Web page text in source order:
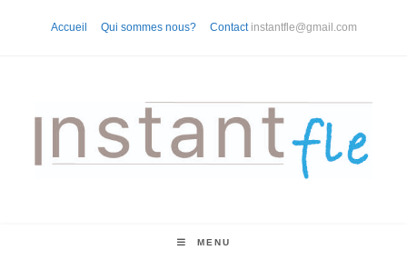
Accueil Qui sommes nous? Contact instantfle@gmail.com
MENU